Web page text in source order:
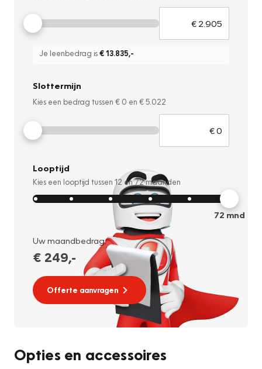
Je leenbedrag is€ 13.835,-
Slottermijn
Kies een bedrag tussen € 0 en € 5.022
Looptijd
Kies een looptijd tussen 12 en72maanden
72 mnd
Uw maandbedrag:
€ 249,-
Offerte aanvragen
Opties en accessoires